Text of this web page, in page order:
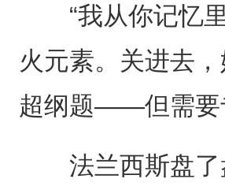
“我从你记忆里
火元素。关进去
超纲题——但需要
法兰西斯盘了